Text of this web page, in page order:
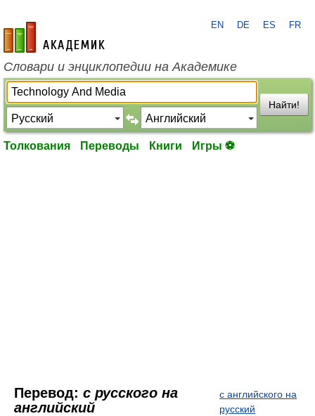
academic.ru
EN DE ES FR
Словари и энциклопедии на Академике
Найти!
Толкования Переводы Книги Игры ⚽
Перевод: с русского на
английский
с английского на
русский